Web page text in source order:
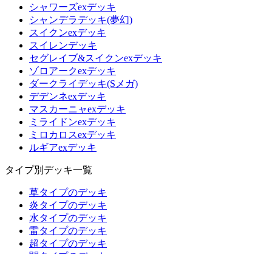
シャワーズexデッキ
シャンデラデッキ(夢幻)
スイクンexデッキ
スイレンデッキ
セグレイブ&スイクンexデッキ
ゾロアークexデッキ
ダークライデッキ(Sメガ)
デデンネexデッキ
マスカーニャexデッキ
ミライドンexデッキ
ミロカロスexデッキ
ルギアexデッキ
タイプ別デッキ一覧
草タイプのデッキ
炎タイプのデッキ
水タイプのデッキ
雷タイプのデッキ
超タイプのデッキ